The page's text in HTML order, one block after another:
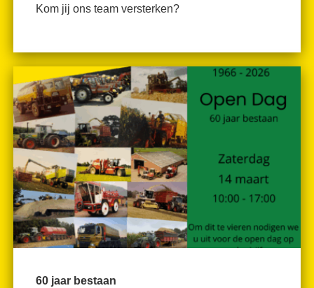
Kom jij ons team versterken?
60 jaar bestaan